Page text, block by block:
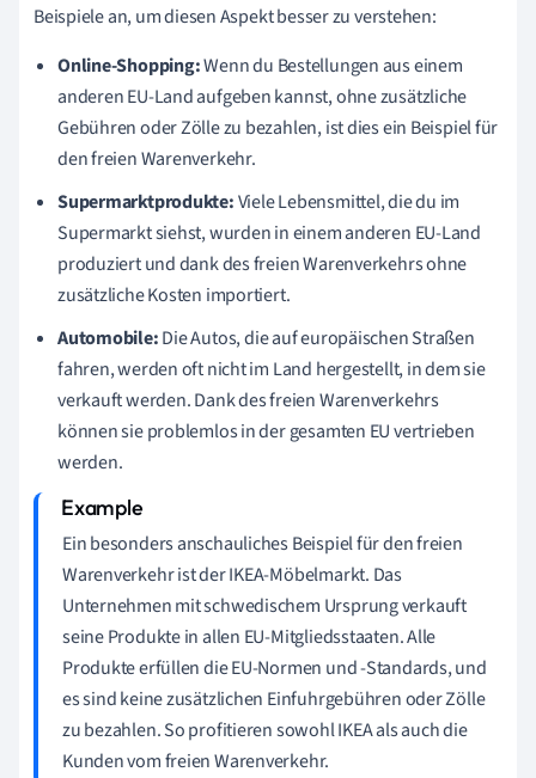
Beispiele an, um diesen Aspekt besser zu verstehen:
Online-Shopping:Wenn du Bestellungen aus einem
anderen EU-Land aufgeben kannst, ohne zusätzliche
Gebühren oder Zölle zu bezahlen, ist dies ein Beispiel für
den freien Warenverkehr.
Supermarktprodukte:Viele Lebensmittel, die du im
Supermarkt siehst, wurden in einem anderen EU-Land
produziert und dank des freien Warenverkehrs ohne
zusätzliche Kosten importiert.
Automobile:Die Autos, die auf europäischen Straßen
fahren, werden oft nicht im Land hergestellt, in dem sie
verkauft werden. Dank des freien Warenverkehrs
können sie problemlos in der gesamten EU vertrieben
werden.
Ein besonders anschauliches Beispiel für den freien
Warenverkehr ist der IKEA-Möbelmarkt. Das
Unternehmen mit schwedischem Ursprung verkauft
seine Produkte in allen EU-Mitgliedsstaaten. Alle
Produkte erfüllen die EU-Normen und -Standards, und
es sind keine zusätzlichen Einfuhrgebühren oder Zölle
zu bezahlen. So profitieren sowohl IKEA als auch die
Kunden vom freien Warenverkehr.